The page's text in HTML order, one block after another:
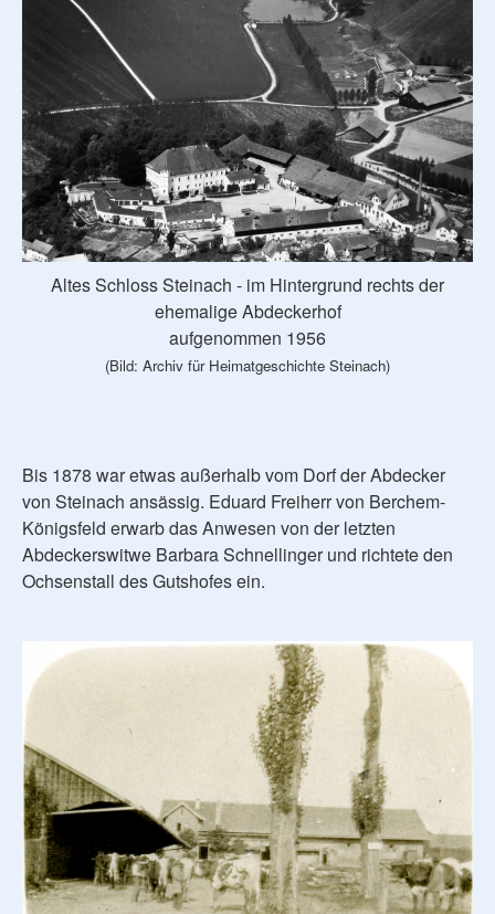
Altes Schloss Steinach - im Hintergrund rechts der
ehemalige Abdeckerhof
aufgenommen 1956
(Bild: Archiv für Heimatgeschichte Steinach)
Bis 1878 war etwas außerhalb vom Dorf der Abdecker
von Steinach ansässig. Eduard Freiherr von Berchem-
Königsfeld erwarb das Anwesen von der letzten
Abdeckerswitwe Barbara Schnellinger und richtete den
Ochsenstall des Gutshofes ein.